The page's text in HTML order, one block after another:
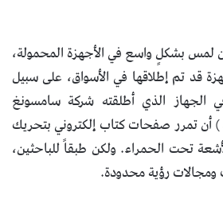
لمس بشكلٍ واسع في الأجهزة المحمولة،
قد تم إطلاقها في الأسواق، على سبيل
الجهاز الذي أطلقته شركة سامسونغ
(Samsung Galaxy S4 ) أن تمرر صفحات كتاب إلكتروني بتحريك
تحت الحمراء. ولكن طبقاً للباحثين،
ومجالات رؤية محدودة.